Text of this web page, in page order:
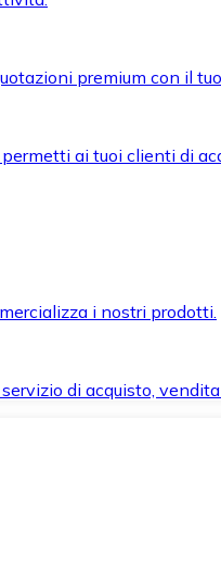
premium con il
ai tuoi clienti di
i nostri prodotti.
di acquisto,